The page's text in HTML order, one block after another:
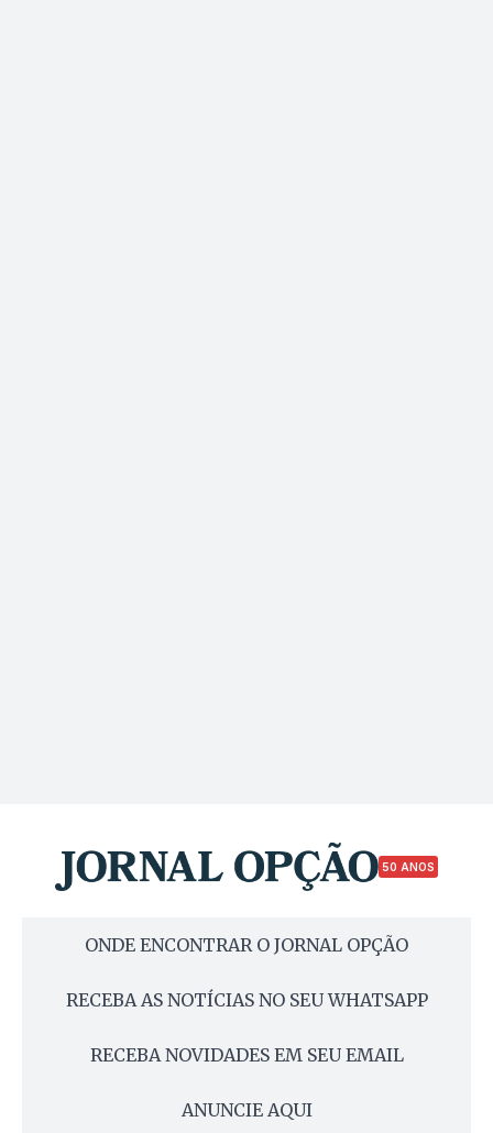
50 ANOS
ONDE ENCONTRAR O JORNAL OPÇÃO
RECEBA AS NOTÍCIAS NO SEU WHATSAPP
RECEBA NOVIDADES EM SEU EMAIL
ANUNCIE AQUI